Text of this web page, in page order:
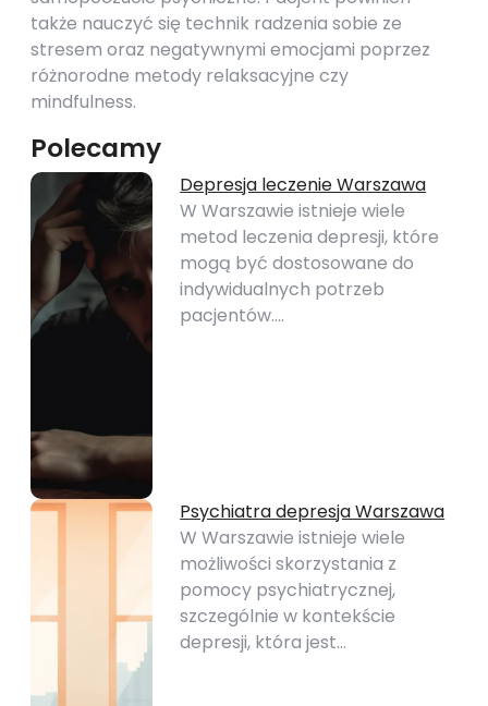
także nauczyć się technik radzenia sobie ze
stresem oraz negatywnymi emocjami poprzez
różnorodne metody relaksacyjne czy
mindfulness.
Polecamy
Depresja leczenie Warszawa
W Warszawie istnieje wiele
metod leczenia depresji, które
mogą być dostosowane do
indywidualnych potrzeb
pacjentów.…
Psychiatra depresja Warszawa
W Warszawie istnieje wiele
możliwości skorzystania z
pomocy psychiatrycznej,
szczególnie w kontekście
depresji, która jest…